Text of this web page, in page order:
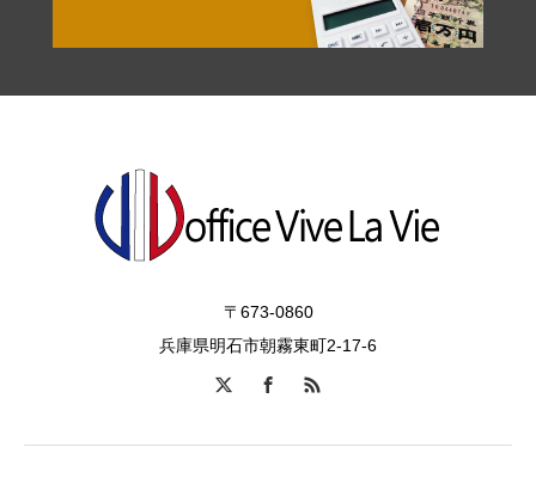
〒673-0860
兵庫県明石市朝霧東町2-17-6